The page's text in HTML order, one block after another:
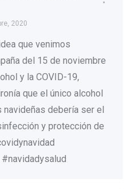
2020
que venimos
del 15 de noviembre
y la COVID-19,
que el único alcohol
debería ser el
y protección de